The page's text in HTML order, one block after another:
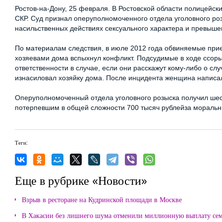
Ростов-на-Дону, 25 февраля. В Ростовской области
СКР. Суд признал оперуполномоченного отдела уголовного
насильственных действиях сексуального характера и
По материалам следствия, в июле 2012 года обвиняемые
хозяевами дома вспыхнул конфликт. Подсудимые в ходе
ответственности в случае, если они расскажут кому-либо о
изнасиловал хозяйку дома. После инцидента женщина
Оперуполномоченный отдела уголовного розыска получил
потерпевшим в общей сложности 700 тысяч рублейза
Теги:
Еще в рубрике «Новости»
Взрыв в ресторане на Кудринской площади в Москве
В Хакасии без лишнего шума отменили миллионную выплату